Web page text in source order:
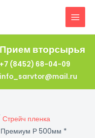
Прием вторсырья
+7 (8452) 68-04-09
info_sarvtor@mail.ru
Стрейч пленка
Премиум Р 500мм *